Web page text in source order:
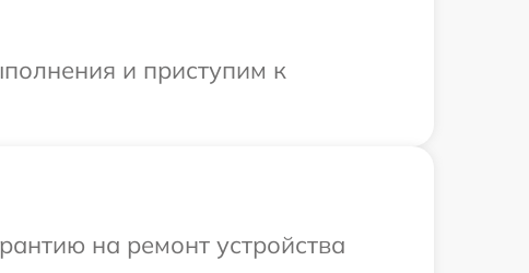
и приступим к
на ремонт устройства